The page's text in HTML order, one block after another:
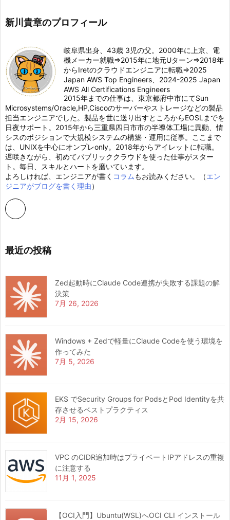
新川貴章のプロフィール
岐阜県出身、43歳 3児の父。2000年に上京、電
機メーカー就職⇒2015年に地元Uターン⇒2018年
からIretのクラウドエンジニアに転職⇒2025
Japan AWS Top Engineers、2024-2025 Japan
AWS All Certifications Engineers
2015年までの仕事は、東京都府中市にてSun
Microsystems/Oracle,HP,Ciscoのサーバーやストレージなどの製品
担当エンジニアでした。製品を世に送り出すところからEOSLまでを
日夜サポート。2015年から三重県四日市市の半導体工場に異動、情
シスのポジションで大規模システムの構築・運用に従事。ここまで
は、UNIXを中心にオンプレonly。2018年からアイレットに転職。
遅咲きながら、初めてパブリッククラウドを使った仕事がスター
ト。毎日、スキルとハートを磨いています。
よろしければ、エンジニアが書く コラム もお読みください。（エン
ジニアがブログを書く理由）
最近の投稿
Zed起動時にClaude Code連携が失敗する課題の解
決策
7月 26, 2026
Windows + Zedで軽量にClaude Codeを使う環境を
作ってみた
7月 5, 2026
EKS でSecurity Groups for PodsとPod Identityを共
存させるベストプラクティス
2月 15, 2026
VPC のCIDR追加時はプライベートIPアドレスの重複
に注意する
11月 1, 2025
【OCI入門】Ubuntu(WSL)へOCI CLI インストール